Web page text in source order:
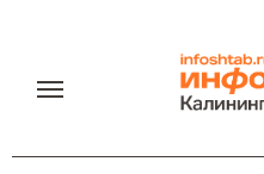
содержанию